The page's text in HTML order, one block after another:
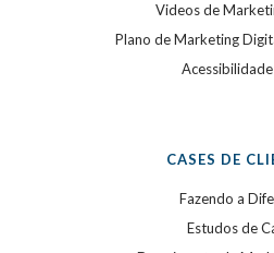
Videos de
Plano de Marketing
CASES DE
Fazendo a
Estudos de